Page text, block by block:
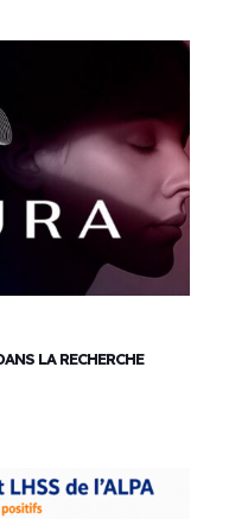
LA RECHERCHE